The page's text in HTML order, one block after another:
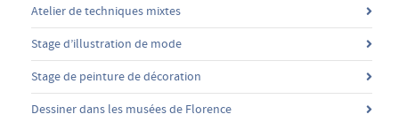
Atelier de techniques mixtes
Stage d’illustration de mode
Stage de peinture de décoration
Dessiner dans les musées de Florence